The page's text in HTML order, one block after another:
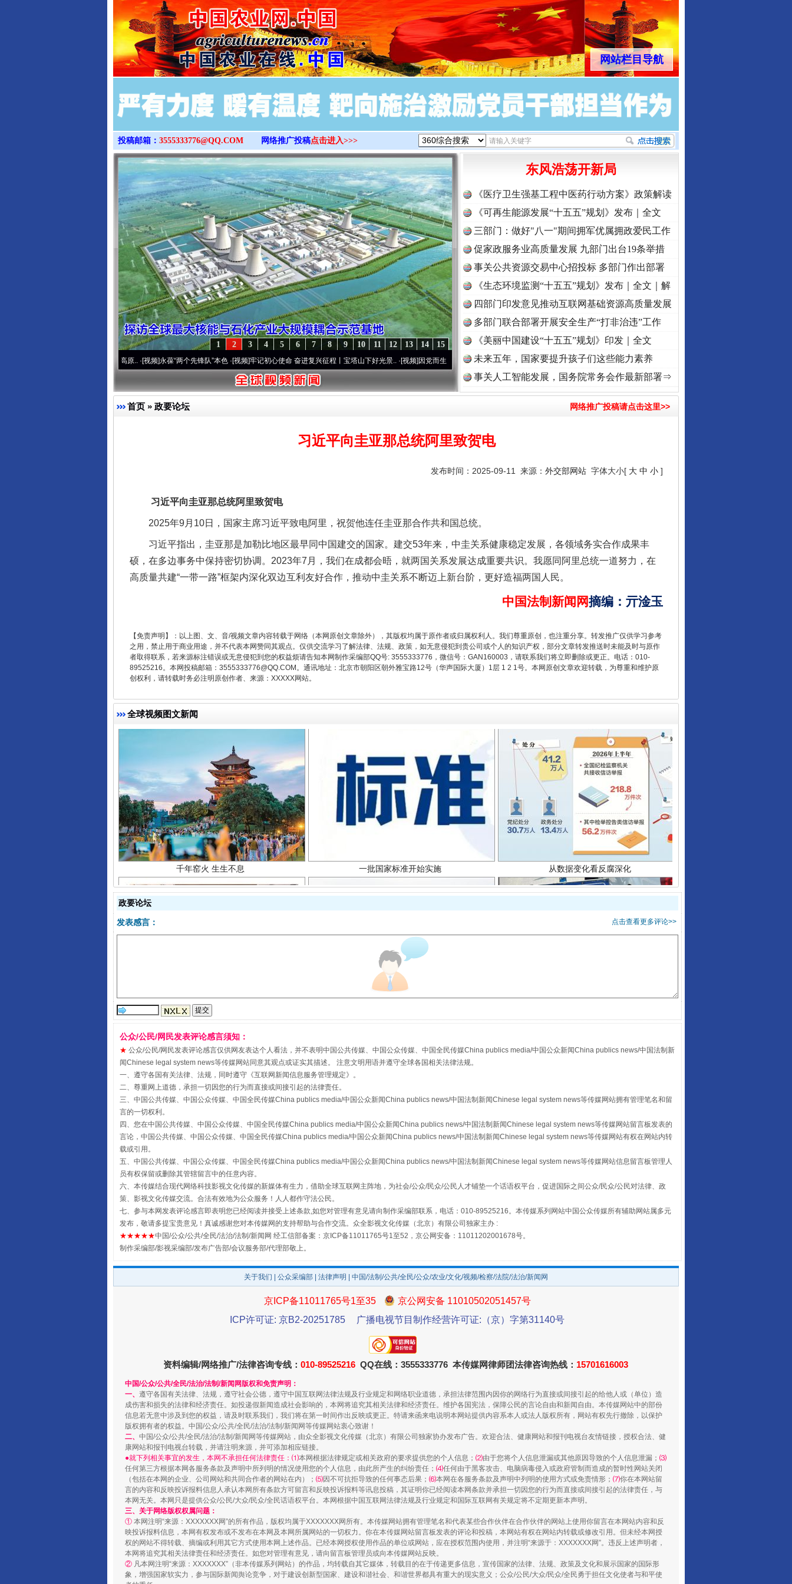
>
网站栏目导航
投稿邮箱： 3555333776@QQ.COM 网络推广投稿点击进入>>>
15
14
13
12
11
10
9
8
7
6
5
4
3
2
1
·[视频]永葆“两个先锋队”本色·[视频]牢记初心使命 奋进复兴征程丨宝塔山下好光景..·[视频]因党而生 为党而战——百年“纪”事⑧加强纪律..·[视频]牢记初心使命 奋进复兴征程丨“转折之城”激荡..
东风浩荡开新局
《医疗卫生强基工程中医药行动方案》政策解读
《可再生能源发展“十五五”规划》发布｜全文
三部门：做好"八一"期间拥军优属拥政爱民工作
促家政服务业高质量发展 九部门出台19条举措
事关公共资源交易中心招投标 多部门作出部署
《生态环境监测“十五五”规划》发布｜全文｜解
读
四部门印发意见推动互联网基础资源高质量发展
多部门联合部署开展安全生产“打非治违”工作
《美丽中国建设“十五五”规划》印发｜全文
未来五年，国家要提升孩子们这些能力素养
事关人工智能发展，国务院常务会作最新部署⇒
首页 » 政要论坛 网络推广投稿请点击这里>>
习近平向圭亚那总统阿里致贺电
发布时间：2025-09-11 来源： 外交部网站 字体大小[ 大 中 小 ]
习近平向圭亚那总统阿里致贺电
2025年9月10日，国家主席习近平致电阿里，祝贺他连任圭亚那合作共和国总统。
习近平指出，圭亚那是加勒比地区最早同中国建交的国家。建交53年来，中圭关系健康稳定发展，各领域务实合作成果丰
硕，在多边事务中保持密切协调。2023年7月，我们在成都会晤，就两国关系发展达成重要共识。我愿同阿里总统一道努力，在
高质量共建“一带一路”框架内深化双边互利友好合作，推动中圭关系不断迈上新台阶，更好造福两国人民。
中国法制新闻网摘编 ： 亓淦玉
【免责声明】：以上图、文、音/视频文章内容转载于网络（本网原创文章除外），其版权均属于原作者或归属权利人。我们尊重原创，也注重分享。转发推广仅供学习参考
之用，禁止用于商业用途，并不代表本网赞同其观点。仅供交流学习了解法律、法规、政策，如无意侵犯到贵公司或个人的知识产权，部分文章转发推送时未能及时与原作
者取得联系，若来源标注错误或无意侵犯到您的权益烦请告知本网制作采编部QQ号: 3555333776，微信号：GAN160003，请联系我们将立即删除或更正。电话：010-
89525216。本网投稿邮箱：3555333776@QQ.COM。通讯地址：北京市朝阳区朝外雅宝路12号（华声国际大厦）1层 1 2 1号。本网原创文章欢迎转载，为尊重和维护原
创权利，请转载时务必注明原创作者、来源：XXXXX网站。
全球视频图文新闻
完善运行机制助力责任有效落实
东山县通报“牛蛙产品抗生素超标问题” 法徽映军营 权益有保障 让核能赋能千行百业
千年窑火 生生不息 一批国家标准开始实施 从数据变化看反腐深化
以产业富民促振兴
受贿1.44亿！段成刚被判无期 从幼儿园到大学，有这些资助 “后车司机肯定在骂我”
全民健身五年计划来了！等你上场 事关残疾人未来5年 让传统村落焕发生机
阿坝州三大球赛在茂县开幕
政要论坛
点击查看更多评论>>
发表感言：
公众/公民/网民发表评论感言须知：
★ 公众/公民/网民发表评论感言仅供网友表达个人看法，并不表明中国公共传媒、中国公众传媒、中国全民传媒China publics media/中国公众新闻China publics news/中国法制新
闻Chinese legal system news等传媒网站同意其观点或证实其描述。 注意文明用语并遵守全球各国相关法律法规。
一、遵守各国有关法律、法规，同时遵守《互联网新闻信息服务管理规定》。
二、尊重网上道德，承担一切因您的行为而直接或间接引起的法律责任。
三、中国公共传媒、中国公众传媒、中国全民传媒China publics media/中国公众新闻China publics news/中国法制新闻Chinese legal system news等传媒网站拥有管理笔名和留
言的一切权利。
四、您在中国公共传媒、中国公众传媒、中国全民传媒China publics media/中国公众新闻China publics news/中国法制新闻Chinese legal system news等传媒网站留言板发表的
言论，中国公共传媒、中国公众传媒、中国全民传媒China publics media/中国公众新闻China publics news/中国法制新闻Chinese legal system news等传媒网站有权在网站内转
载或引用。
五、中国公共传媒、中国公众传媒、中国全民传媒China publics media/中国公众新闻China publics news/中国法制新闻Chinese legal system news等传媒网站信息留言板管理人
员有权保留或删除其管辖留言中的任意内容。
六、本传媒结合现代网络科技影视文化传媒的新媒体有生力，借助全球互联网主阵地，为社会/公众/民众/公民人才铺垫一个话语权平台，促进国际之间公众/民众/公民对法律、政
策、影视文化传媒交流。合法有效地为公众服务！人人都作守法公民。
七、参与本网发表评论感言即表明您已经阅读并接受上述条款,如您对管理有意见请向制作采编部联系，电话：010-89525216。本传媒系列网站中国公众传媒所有辅助网站属多元
发布，敬请多提宝贵意见！真诚感谢您对本传媒网的支持帮助与合作交流。众全影视文化传媒（北京）有限公司独家主办 :
★★★★★中国/公众/公共/全民/法治/法制/新闻网 经工信部备案：京ICP备11011765号1至52，京公网安备：11011202001678号。
制作采编部/影视采编部/发布广告部/会议服务部/代理部敬上。
关于我们 公众采编部 法律声明 | 中国/法制/公共/全民/公众/农业/文化/视频/检察/法院/法治/新闻网
京ICP备11011765号1至35
京公网安备 11010502051457号
ICP许可证: 京B2-20251785
广播电视节目制作经营许可证:（京）字第31140号
资料编辑/网络推广/法律咨询专线： 010-89525216 QQ在线：3555333776 本传媒网律师团法律咨询热线： 15701616003
中国/公众/公共/全民/法治/法制/新闻网版权和免责声明：
一、 遵守各国有关法律、法规，遵守社会公德，遵守中国互联网法律法规及行业规定和网络职业道德，承担法律范围内因你的网络行为直接或间接引起的给他人或（单位）造
成伤害和损失的法律和经济责任。如投递假新闻造成社会影响的，本网将追究其相关法律和经济责任。维护各国宪法，保障公民的言论自由和新闻自由。本传媒网站中的部份
信息若无意中涉及到您的权益，请及时联系我们，我们将在第一时间作出反映或更正。特请来函来电说明本网站提供内容系本人或法人版权所有，网站有权先行撤除，以保护
版权拥有者的权益。中国/公众/公共/全民/法治/法制/新闻网等传媒网站衷心致谢！
二、 中国/公众/公共/全民/法治/法制/新闻网等传媒网站，由众全影视文化传媒（北京）有限公司独家协办发布广告。欢迎合法、健康网站和报刊电视台友情链接，授权合法、健
康网站和报刊电视台转载，并请注明来源，并可添加相应链接。
●就下列相关事宜的发生，本网不承担任何法律责任：⑴本网根据法律规定或相关政府的要求提供您的个人信息； ⑵由于您将个人信息泄漏或其他原因导致的个人信息泄漏； ⑶
任何第三方根据本网各服务条款及声明中所列明的情况使用您的个人信息，由此所产生的纠纷责任； ⑷任何由于黑客攻击、电脑病毒侵入或政府管制而造成的暂时性网站关闭
（包括在本网的企业、公司网站和共同合作者的网站在内）； ⑸因不可抗拒导致的任何事态后果； ⑹本网在各服务条款及声明中列明的使用方式或免责情形； ⑺你在本网站留
言的内容和反映投诉报料信息人承认本网所有条款方可留言和反映投诉报料等讯息投稿，其证明你已经阅读本网条款并承担一切因您的行为而直接或间接引起的法律责任，与
本网无关。本网只是提供公众/公民/大众/民众/全民话语权平台。本网根据中国互联网法律法规及行业规定和国际互联网有关规定将不定期更新本声明。
三、关于网络版权权属问题：
① 本网注明“来源：XXXXXXX网”的所有作品，版权均属于XXXXXXX网所有。本传媒网站拥有管理笔名和代表某些合作伙伴在合作伙伴的网站上使用你留言在本网站内容和反
映投诉报料信息，本网有权发布或不发布在本网及本网所属网站的一切权力。你在本传媒网站留言板发表的评论和投稿，本网站有权在网站内转载或修改引用。但未经本网授
权的网站不得转载、摘编或利用其它方式使用本网上述作品。已经本网授权使用作品的单位或网站，应在授权范围内使用，并注明“来源于：XXXXXXX网”。违反上述声明者，
本网将追究其相关法律责任和经济责任。如您对管理有意见，请向留言板管理员或向本传媒网站反映。
② 凡本网注明“来源：XXXXXXX”（非本传媒系列网站）的作品，均转载自其它媒体，转载目的在于传递更多信息，宣传国家的法律、法规、政策及文化和展示国家的国际形
象，增强国家软实力，参与国际新闻舆论竞争，对于建设创新型国家、建设和谐社会、和谐世界都具有重大的现实意义；公众/公民/大众/民众/全民勇于担任文化使者与和平使